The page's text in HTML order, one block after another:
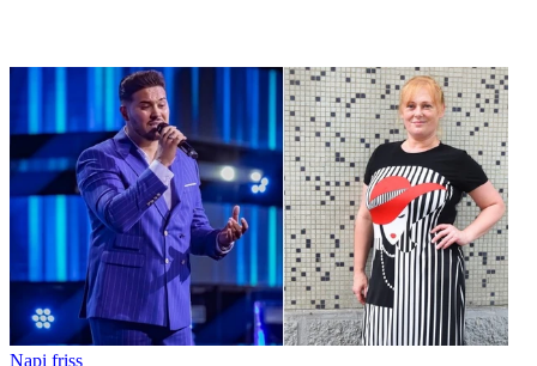
Napi friss